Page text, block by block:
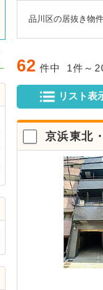
品川区の居抜き物
62 件中 1件～
リスト表
京浜東北